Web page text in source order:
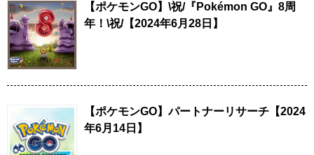
【ポケモンGO】\祝/『Pokémon GO』8周
年！\祝/【2024年6月28日】
【ポケモンGO】パートナーリサーチ【2024
年6月14日】